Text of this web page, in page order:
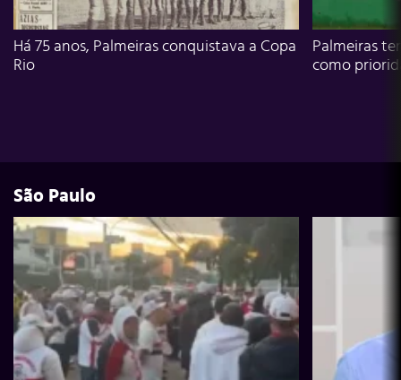
Há 75 anos, Palmeiras conquistava a Copa
Rio
Palmeiras
como
São Paulo